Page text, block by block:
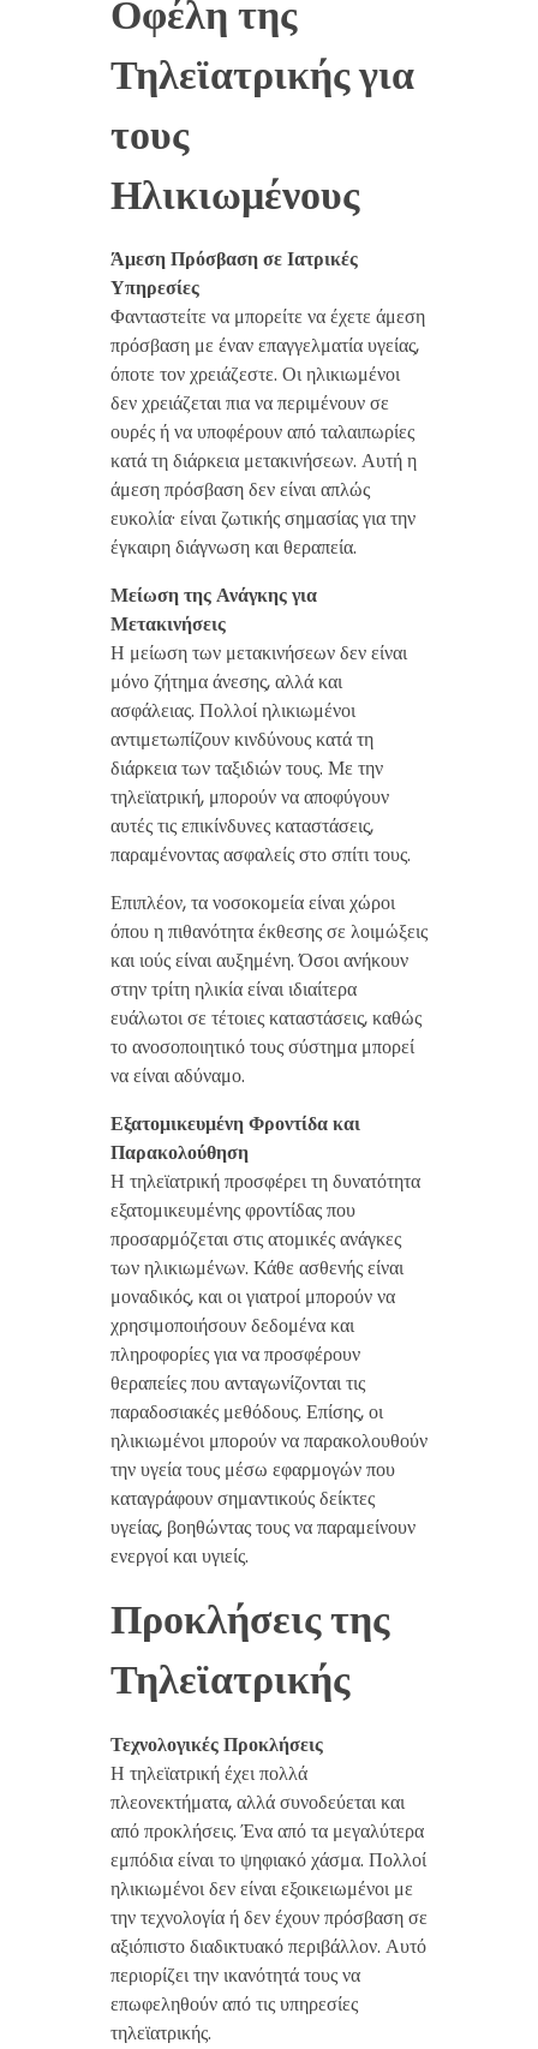
Οφέλη της
Τηλεϊατρικής για
τους
Ηλικιωμένους
Άμεση Πρόσβαση σε Ιατρικές
Υπηρεσίες
Φανταστείτε να μπορείτε να έχετε άμεση
πρόσβαση με έναν επαγγελματία υγείας,
όποτε τον χρειάζεστε. Οι ηλικιωμένοι
δεν χρειάζεται πια να περιμένουν σε
ουρές ή να υποφέρουν από ταλαιπωρίες
κατά τη διάρκεια μετακινήσεων. Αυτή η
άμεση πρόσβαση δεν είναι απλώς
ευκολία· είναι ζωτικής σημασίας για την
έγκαιρη διάγνωση και θεραπεία.
Μείωση της Ανάγκης για
Μετακινήσεις
Η μείωση των μετακινήσεων δεν είναι
μόνο ζήτημα άνεσης, αλλά και
ασφάλειας. Πολλοί ηλικιωμένοι
αντιμετωπίζουν κινδύνους κατά τη
διάρκεια των ταξιδιών τους. Με την
τηλεϊατρική, μπορούν να αποφύγουν
αυτές τις επικίνδυνες καταστάσεις,
παραμένοντας ασφαλείς στο σπίτι τους.
Επιπλέον, τα νοσοκομεία είναι χώροι
όπου η πιθανότητα έκθεσης σε λοιμώξεις
και ιούς είναι αυξημένη. Όσοι ανήκουν
στην τρίτη ηλικία είναι ιδιαίτερα
ευάλωτοι σε τέτοιες καταστάσεις, καθώς
το ανοσοποιητικό τους σύστημα μπορεί
να είναι αδύναμο.
Εξατομικευμένη Φροντίδα και
Παρακολούθηση
Η τηλεϊατρική προσφέρει τη δυνατότητα
εξατομικευμένης φροντίδας που
προσαρμόζεται στις ατομικές ανάγκες
των ηλικιωμένων. Κάθε ασθενής είναι
μοναδικός, και οι γιατροί μπορούν να
χρησιμοποιήσουν δεδομένα και
πληροφορίες για να προσφέρουν
θεραπείες που ανταγωνίζονται τις
παραδοσιακές μεθόδους. Επίσης, οι
ηλικιωμένοι μπορούν να παρακολουθούν
την υγεία τους μέσω εφαρμογών που
καταγράφουν σημαντικούς δείκτες
υγείας, βοηθώντας τους να παραμείνουν
ενεργοί και υγιείς.
Προκλήσεις της
Τηλεϊατρικής
Τεχνολογικές Προκλήσεις
Η τηλεϊατρική έχει πολλά
πλεονεκτήματα, αλλά συνοδεύεται και
από προκλήσεις. Ένα από τα μεγαλύτερα
εμπόδια είναι το ψηφιακό χάσμα. Πολλοί
ηλικιωμένοι δεν είναι εξοικειωμένοι με
την τεχνολογία ή δεν έχουν πρόσβαση σε
αξιόπιστο διαδικτυακό περιβάλλον. Αυτό
περιορίζει την ικανότητά τους να
επωφεληθούν από τις υπηρεσίες
τηλεϊατρικής.